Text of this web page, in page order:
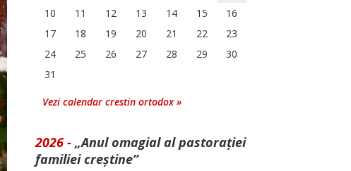
10
11 12 13 14 15
16
17
18 19 20 21 22
23
24
25 26 27 28 29
30
31
Vezi calendar crestin ortodox »
2026 - „Anul omagial al pastorației
familiei creștine”